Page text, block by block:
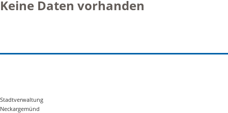
Keine Daten vorhanden
Stadtverwaltung
Neckargemünd